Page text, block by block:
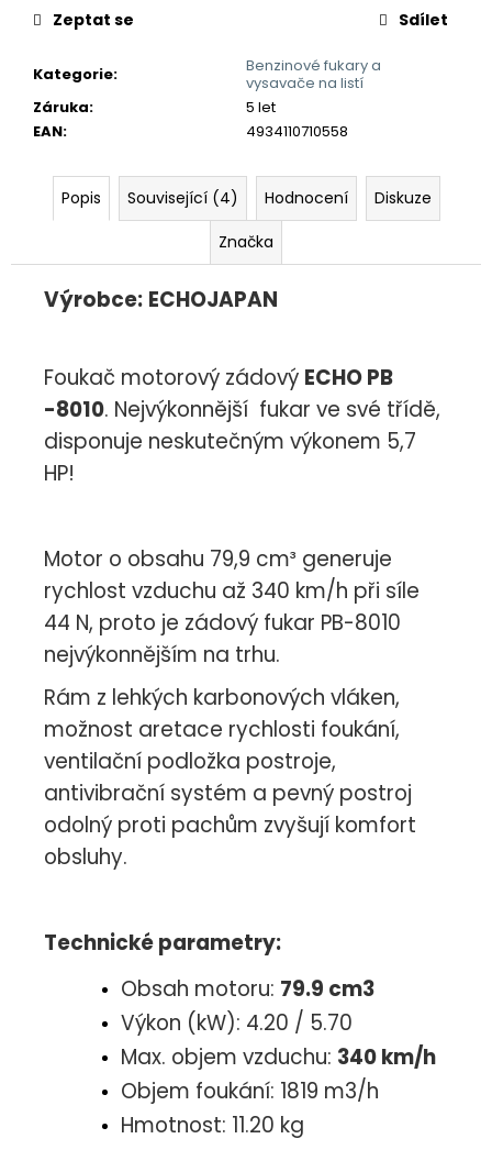
Kategorie:
Benzinové fukary a
vysavače na listí
Záruka:
5 let
EAN: 4934110710558
Zeptat se Sdílet
Popis Související (4) Hodnocení
Diskuze
Značka
Výrobce: ECHOJAPAN
Foukač motorový zádový ECHO PB
-8010. Nejvýkonnější fukar ve své třídě,
disponuje neskutečným výkonem 5,7
HP!
Motor o obsahu 79,9 cm³ generuje
rychlost vzduchu až 340 km/h při síle
44 N, proto je zádový fukar PB-8010
nejvýkonnějším na trhu.
Rám z lehkých karbonových vláken,
možnost aretace rychlosti foukání,
ventilační podložka postroje,
antivibrační systém a pevný postroj
odolný proti pachům zvyšují komfort
obsluhy.
Technické parametry:
Obsah motoru: 79.9 cm3
Výkon (kW): 4.20 / 5.70
Max. objem vzduchu: 340 km/h
Objem foukání: 1819 m3/h
Hmotnost: 11.20 kg